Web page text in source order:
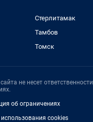
Стерлитамак
Тамбов
Томск
не несет
об ограничениях
cookies